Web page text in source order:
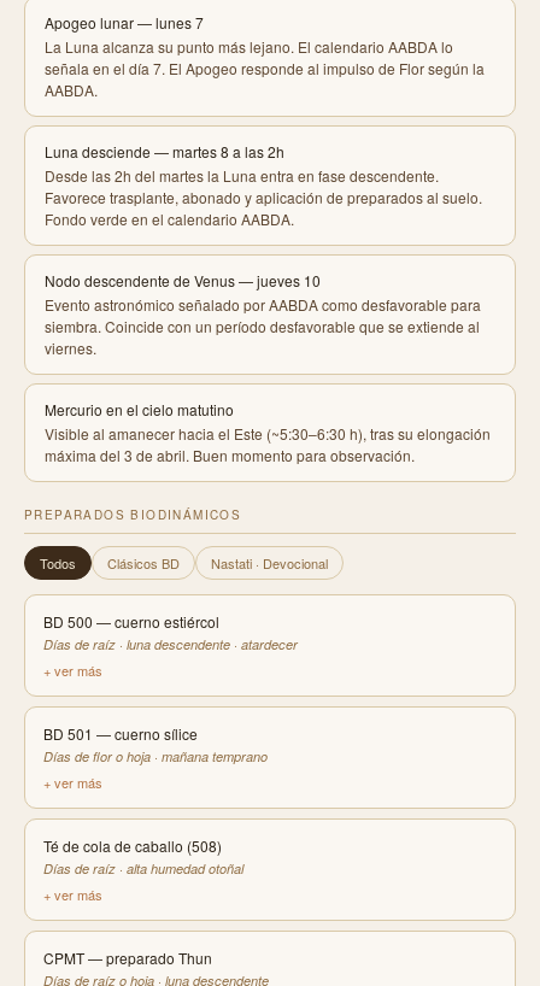
Apogeo lunar — lunes 7
La Luna alcanza su punto más lejano. El calendario AABDA lo
señala en el día 7. El Apogeo responde al impulso de Flor según la
AABDA.
Luna desciende — martes 8 a las 2h
Desde las 2h del martes la Luna entra en fase descendente.
Favorece trasplante, abonado y aplicación de preparados al suelo.
Fondo verde en el calendario AABDA.
Nodo descendente de Venus — jueves 10
Evento astronómico señalado por AABDA como desfavorable para
siembra. Coincide con un período desfavorable que se extiende al
viernes.
Mercurio en el cielo matutino
Visible al amanecer hacia el Este (~5:30–6:30 h), tras su elongación
máxima del 3 de abril. Buen momento para observación.
PREPARADOS BIODINÁMICOS
Todos Clásicos BD Nastati · Devocional
BD 500 — cuerno estiércol
Días de raíz · luna descendente · atardecer
+ ver más
BD 501 — cuerno sílice
Días de flor o hoja · mañana temprano
+ ver más
Té de cola de caballo (508)
Días de raíz · alta humedad otoñal
+ ver más
CPMT — preparado Thun
Días de raíz o hoja · luna descendente